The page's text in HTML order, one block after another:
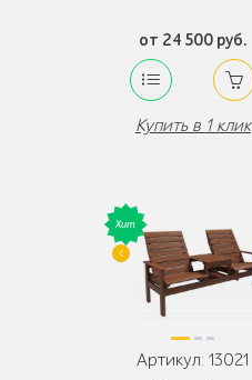
от 24 500 руб.
Купить в 1 клик
Артикул: 13021